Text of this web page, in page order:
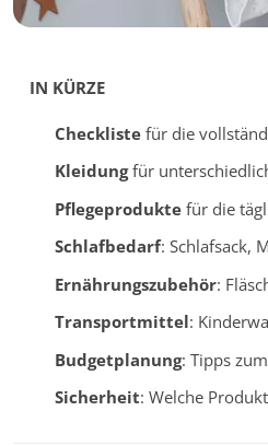
IN KÜRZE
Checklistefür die
Kleidungfür
Pflegeproduktefür die
Schlafbedarf: Schlafsack,
Ernährungszubehör:
Transportmittel:
Budgetplanung: Tipps
Sicherheit: Welche